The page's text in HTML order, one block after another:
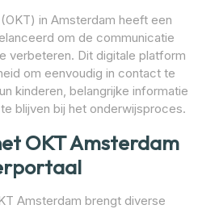
in Amsterdam heeft een
om de communicatie
verbeteren. Dit digitale platform
om eenvoudig in contact te
kinderen, belangrijke informatie
blijven bij het onderwijsproces.
OKT Amsterdam
Amsterdam brengt diverse